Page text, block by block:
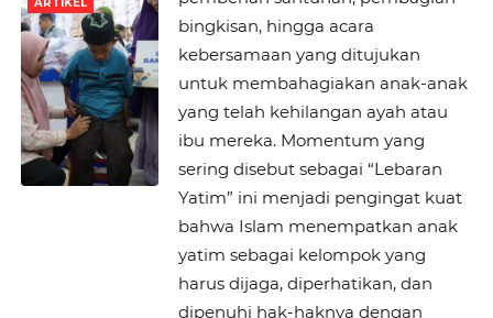
bingkisan, hingga acara
kebersamaan yang ditujukan
untuk membahagiakan anak-anak
yang telah kehilangan ayah atau
ibu mereka. Momentum yang
sering disebut sebagai “Lebaran
Yatim” ini menjadi pengingat kuat
bahwa Islam menempatkan anak
yatim sebagai kelompok yang
harus dijaga, diperhatikan, dan
dipenuhi hak-haknya dengan